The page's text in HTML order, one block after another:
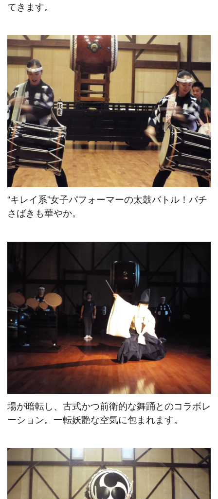
てきます。
“キレイ系”女子パフォーマーの太鼓バトル！ バチ
さばきも華やか。
場が暗転し、古式かつ前衛的な舞踊とのコラボレ
ーション。一転妖艶な空気に包まれます。